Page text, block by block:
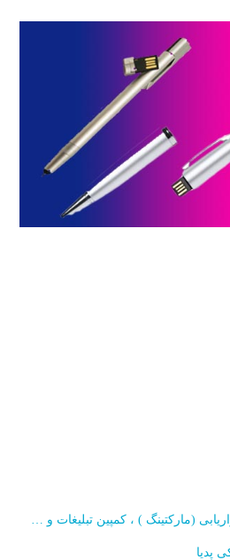
(مارکتینگ ) ، کمپین تبلیغات و …
پدیا